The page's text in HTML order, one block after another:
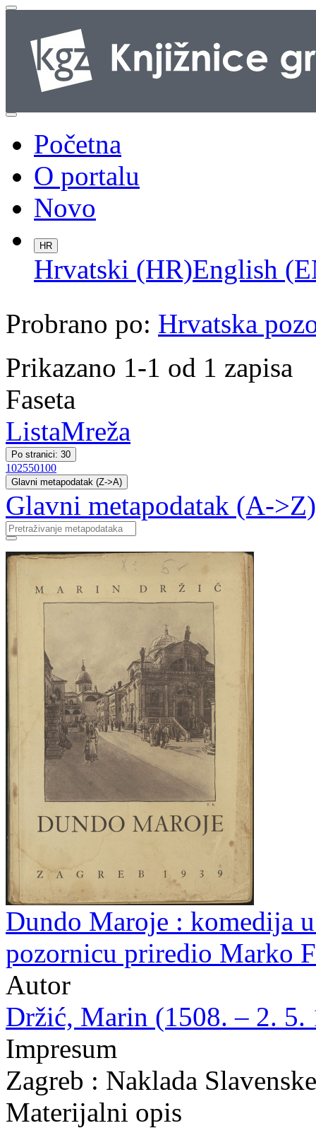
Početna
O portalu
Novo
HR
Hrvatski (HR)English
Probrano po: Hrvatska
Prikazano 1-1 od 1 zapisa
Faseta
ListaMreža
Po stranici: 30
102550100
Glavni metapodatak (Z->A)
Glavni metapodatak (A->Z)
Dundo Maroje : komedija
pozornicu priredio Marko
Autor
Držić, Marin (1508. – 2. 5.
Impresum
Zagreb : Naklada
Materijalni opis